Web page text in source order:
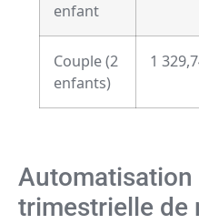
enfant
Couple (2
enfants)
1
trimestrielle de